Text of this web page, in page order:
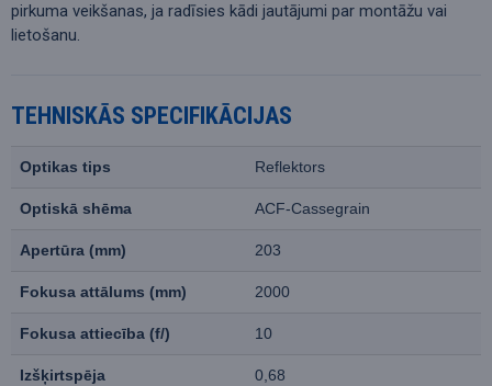
pirkuma veikšanas, ja radīsies kādi jautājumi par montāžu vai
lietošanu.
TEHNISKĀS SPECIFIKĀCIJAS
Optikas tips Reflektors
Optiskā shēma ACF-Cassegrain
Apertūra (mm) 203
Fokusa attālums (mm) 2000
Fokusa attiecība (f/) 10
Izšķirtspēja 0,68